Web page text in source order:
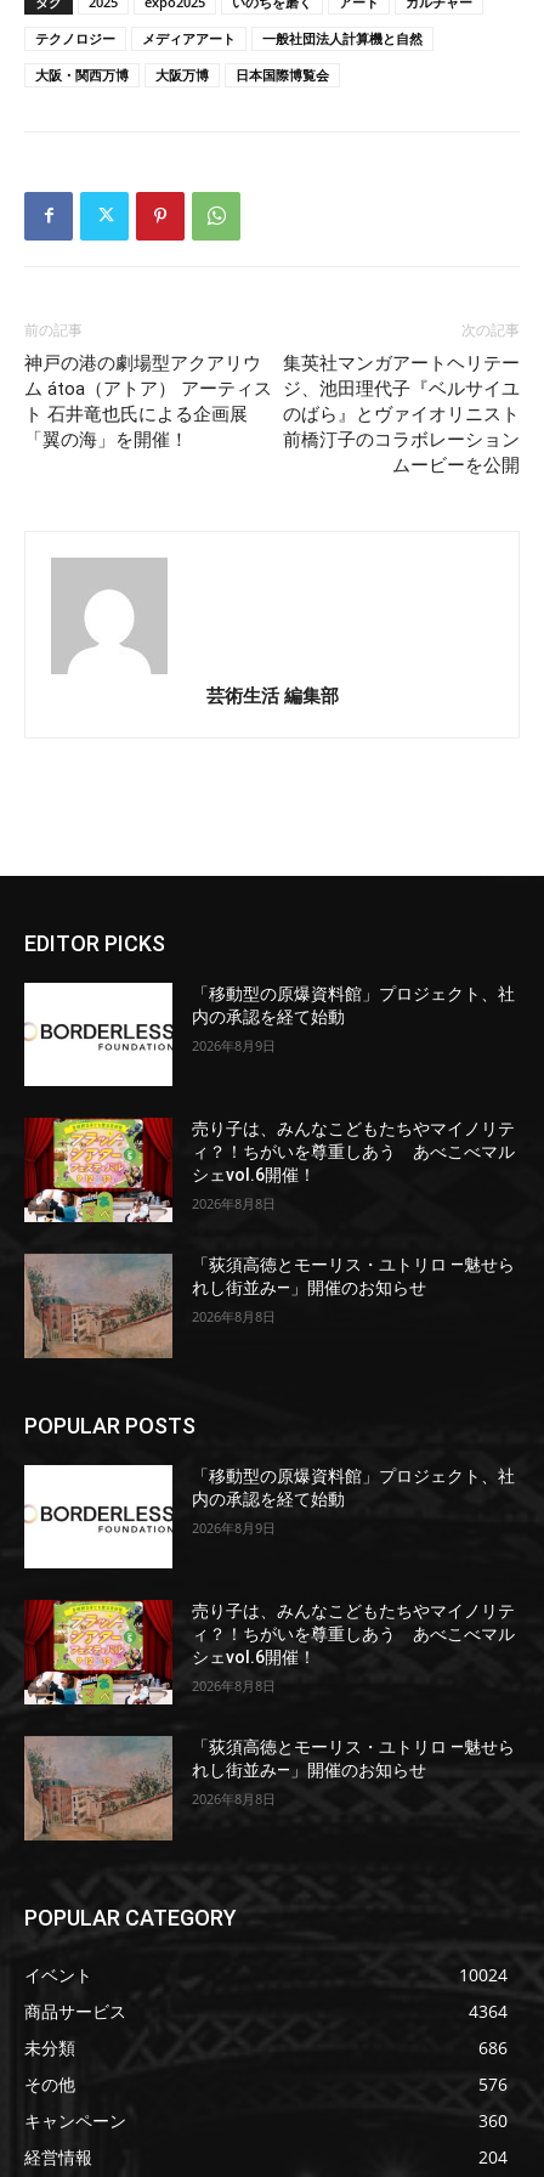
テクノロジー
メディアアート
一般社団法人計算機と自然
大阪・関⻄万博
大阪万博 日本国際博覧会
前の記事
神戸の港の劇場型アクアリウ
ム átoa（アトア） アーティス
ト 石井竜也氏による企画展
「翼の海」を開催！
次の記事
集英社マンガアートヘリテー
ジ、池田理代子『ベルサイユ
のばら』とヴァイオリニスト
前橋汀子のコラボレーション
ムービーを公開
芸術生活 編集部
EDITOR PICKS
「移動型の原爆資料館」プロジェクト、社
内の承認を経て始動
2026年8月9日
売り子は、みんなこどもたちやマイノリテ
ィ？！ちがいを尊重しあう あべこべマル
シェvol.6開催！
2026年8月8日
「荻須高徳とモーリス・ユトリロ ―魅せら
れし街並み―」開催のお知らせ
2026年8月8日
POPULAR POSTS
「移動型の原爆資料館」プロジェクト、社
内の承認を経て始動
2026年8月9日
売り子は、みんなこどもたちやマイノリテ
ィ？！ちがいを尊重しあう あべこべマル
シェvol.6開催！
2026年8月8日
「荻須高徳とモーリス・ユトリロ ―魅せら
れし街並み―」開催のお知らせ
2026年8月8日
POPULAR CATEGORY
イベント
10024
商品サービス
4364
未分類
686
その他
576
キャンペーン
360
経営情報
204